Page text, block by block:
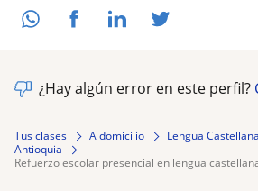
¿Hay algún error en este perfil?
Tus clases A domicilio
Lengua
Antioquia
refuerzo escolar presencial en lengua